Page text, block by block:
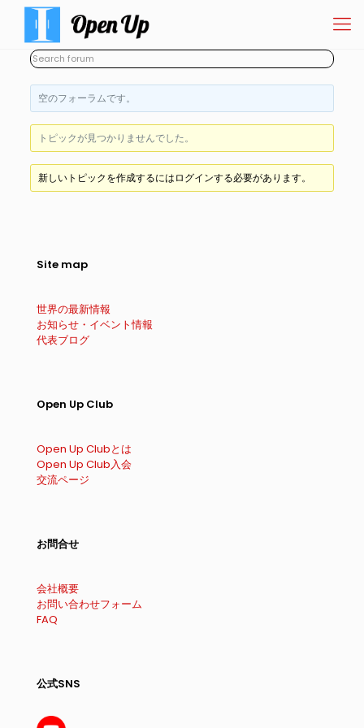
空のフォーラムです。
トピックが見つかりませんでした。
新しいトピックを作成するにはログインする必要があります。
Site map
世界の最新情報
お知らせ・イベント情報
代表ブログ
Open Up Club
Open Up Clubとは
Open Up Club入会
交流ページ
お問合せ
会社概要
お問い合わせフォーム
FAQ
公式SNS